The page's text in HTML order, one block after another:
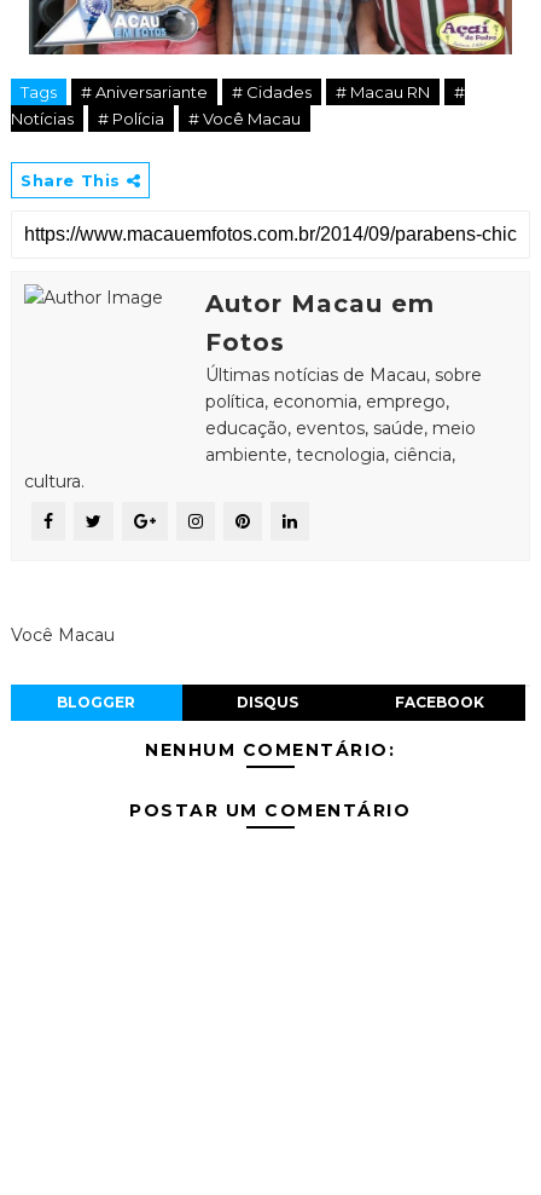
Tags # Aniversariante # Cidades # Macau RN
#
Notícias
# Polícia # Você Macau
Share This
Autor Macau em
Fotos
Últimas notícias de Macau, sobre
política, economia, emprego,
educação, eventos, saúde, meio
ambiente, tecnologia, ciência,
cultura.
Você Macau
BLOGGER DISQUS FACEBOOK
NENHUM COMENTÁRIO:
POSTAR UM COMENTÁRIO